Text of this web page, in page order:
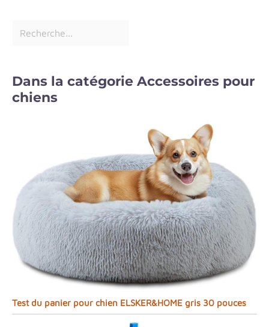
Dans la catégorie Accessoires pour
chiens
Test du panier pour chien ELSKER&HOME gris 30 pouces